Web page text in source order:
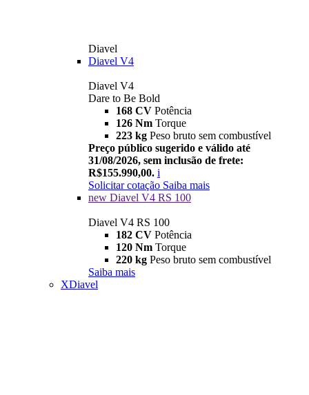
Diavel
Diavel V4
Diavel V4
Dare to Be Bold
168 CV Potência
126 Nm Torque
223 kg Peso bruto sem combustível
Preço público sugerido e válido até
31/08/2026, sem inclusão de frete:
R$155.990,00. i
Solicitar cotação Saiba mais
new Diavel V4 RS 100
Diavel V4 RS 100
182 CV Potência
120 Nm Torque
220 kg Peso bruto sem combustível
Saiba mais
XDiavel